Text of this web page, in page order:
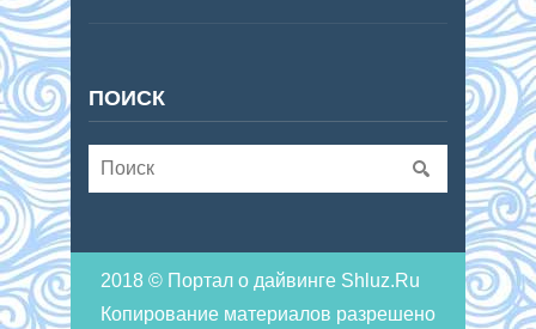
ПОИСК
2018 © Портал о дайвинге Shluz.Ru
Копирование материалов разрешено